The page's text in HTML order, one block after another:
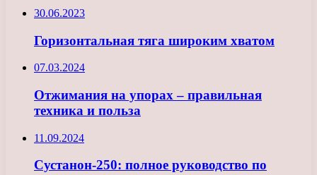
30.06.2023
Горизонтальная тяга широким хватом
07.03.2024
Отжимания на упорах – правильная
техника и польза
11.09.2024
Сустанон-250: полное руководство по